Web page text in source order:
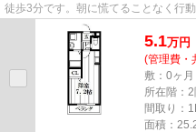
徒歩3分です。朝に慌てることなく行
いかがでしょうか。陽当たり...
5.1万円
(管理費・
敷：0ヶ
所在階：
間取り：
面積：